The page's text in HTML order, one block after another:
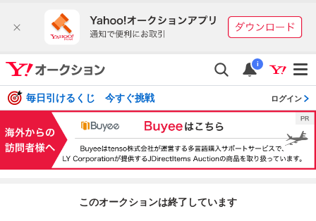
i
毎日引けるくじ 今すぐ挑戦 ログイン
このオークションは終了しています